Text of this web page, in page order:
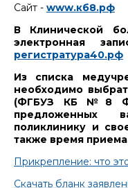
Сайт - www.кб8.рф
В Клинической
электронная
регистратура40.рф
Из списка
необходимо
(ФГБУЗ КБ №8
предложенных
поликлинику и
также время
Прикрепление: что
Скачать бланк